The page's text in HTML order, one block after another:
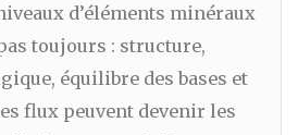
d’éléments minéraux
toujours : structure,
équilibre des bases et
flux peuvent devenir les